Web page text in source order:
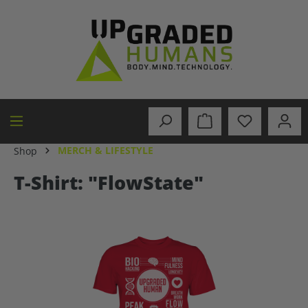
Shop MERCH & LIFESTYLE
T-Shirt: "FlowState"
Bildergalerie überspringen